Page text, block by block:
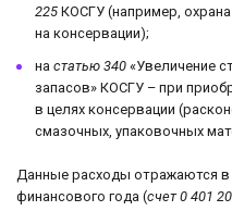
225 КОСГУ (например,
на консервации);
на статью 340 «Увеличение
запасов» КОСГУ – при
в целях консервации
смазочных, упаковочных
Данные расходы отражаются в
финансового года (счет 0 401